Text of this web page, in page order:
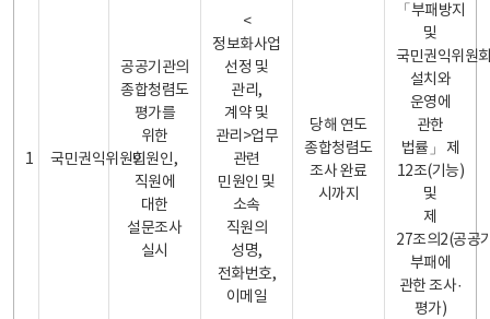
1 국민권익위원회
공공기관의
종합청렴도
평가를
위한
민원인,
직원에
대한
설문조사
실시
<
정보화사업
선정 및
관리,
계약 및
관리>업무
관련
민원인 및
소속
직원의
성명,
전화번호,
이메일
당해 연도
종합청렴도
조사 완료
시까지
「부패방지
및
국민권익위원
설치와
운영에
관한
법률」 제
12조(기능)
및
제
27조의2(공공
부패에
관한 조사·
평가)